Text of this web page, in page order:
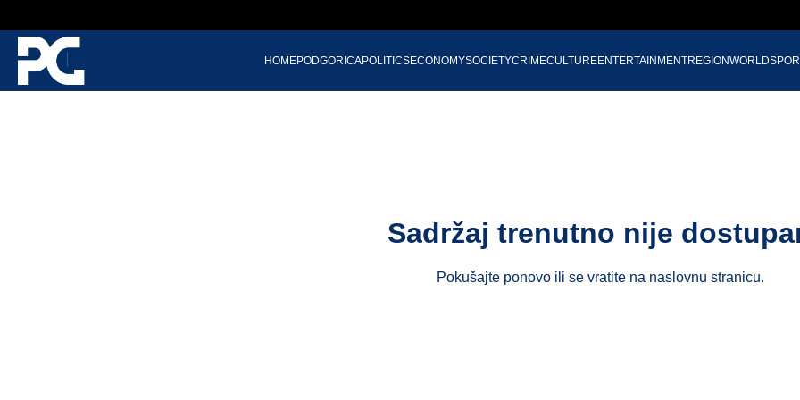
HOMEPODGORICAPOLITICSECONOMYSOCIETYCRIMECULTUREENTERTAINMENTREGIONWORLD
Sadržaj trenutno nije
Pokušajte ponovo ili se vratite na naslovnu stranicu.